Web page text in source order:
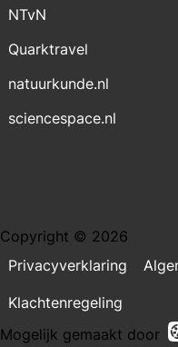
NTvN
Quarktravel
natuurkunde.nl
sciencespace.nl
Copyright © 2026
Privacyverklaring
Klachtenregeling
Mogelijk gemaakt door